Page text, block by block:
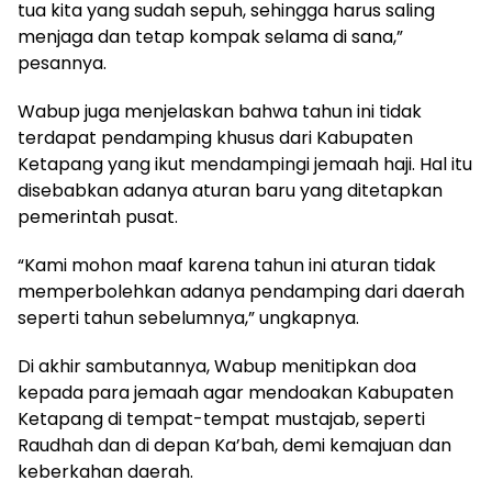
tua kita yang sudah sepuh, sehingga harus saling
menjaga dan tetap kompak selama di sana,”
pesannya.
Wabup juga menjelaskan bahwa tahun ini tidak
terdapat pendamping khusus dari Kabupaten
Ketapang yang ikut mendampingi jemaah haji. Hal itu
disebabkan adanya aturan baru yang ditetapkan
pemerintah pusat.
“Kami mohon maaf karena tahun ini aturan tidak
memperbolehkan adanya pendamping dari daerah
seperti tahun sebelumnya,” ungkapnya.
Di akhir sambutannya, Wabup menitipkan doa
kepada para jemaah agar mendoakan Kabupaten
Ketapang di tempat-tempat mustajab, seperti
Raudhah dan di depan Ka’bah, demi kemajuan dan
keberkahan daerah.